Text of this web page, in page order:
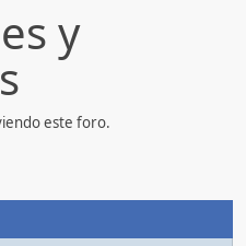
y
este foro.